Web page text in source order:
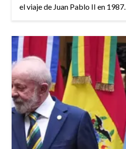
el viaje de Juan Pablo II en 1987.